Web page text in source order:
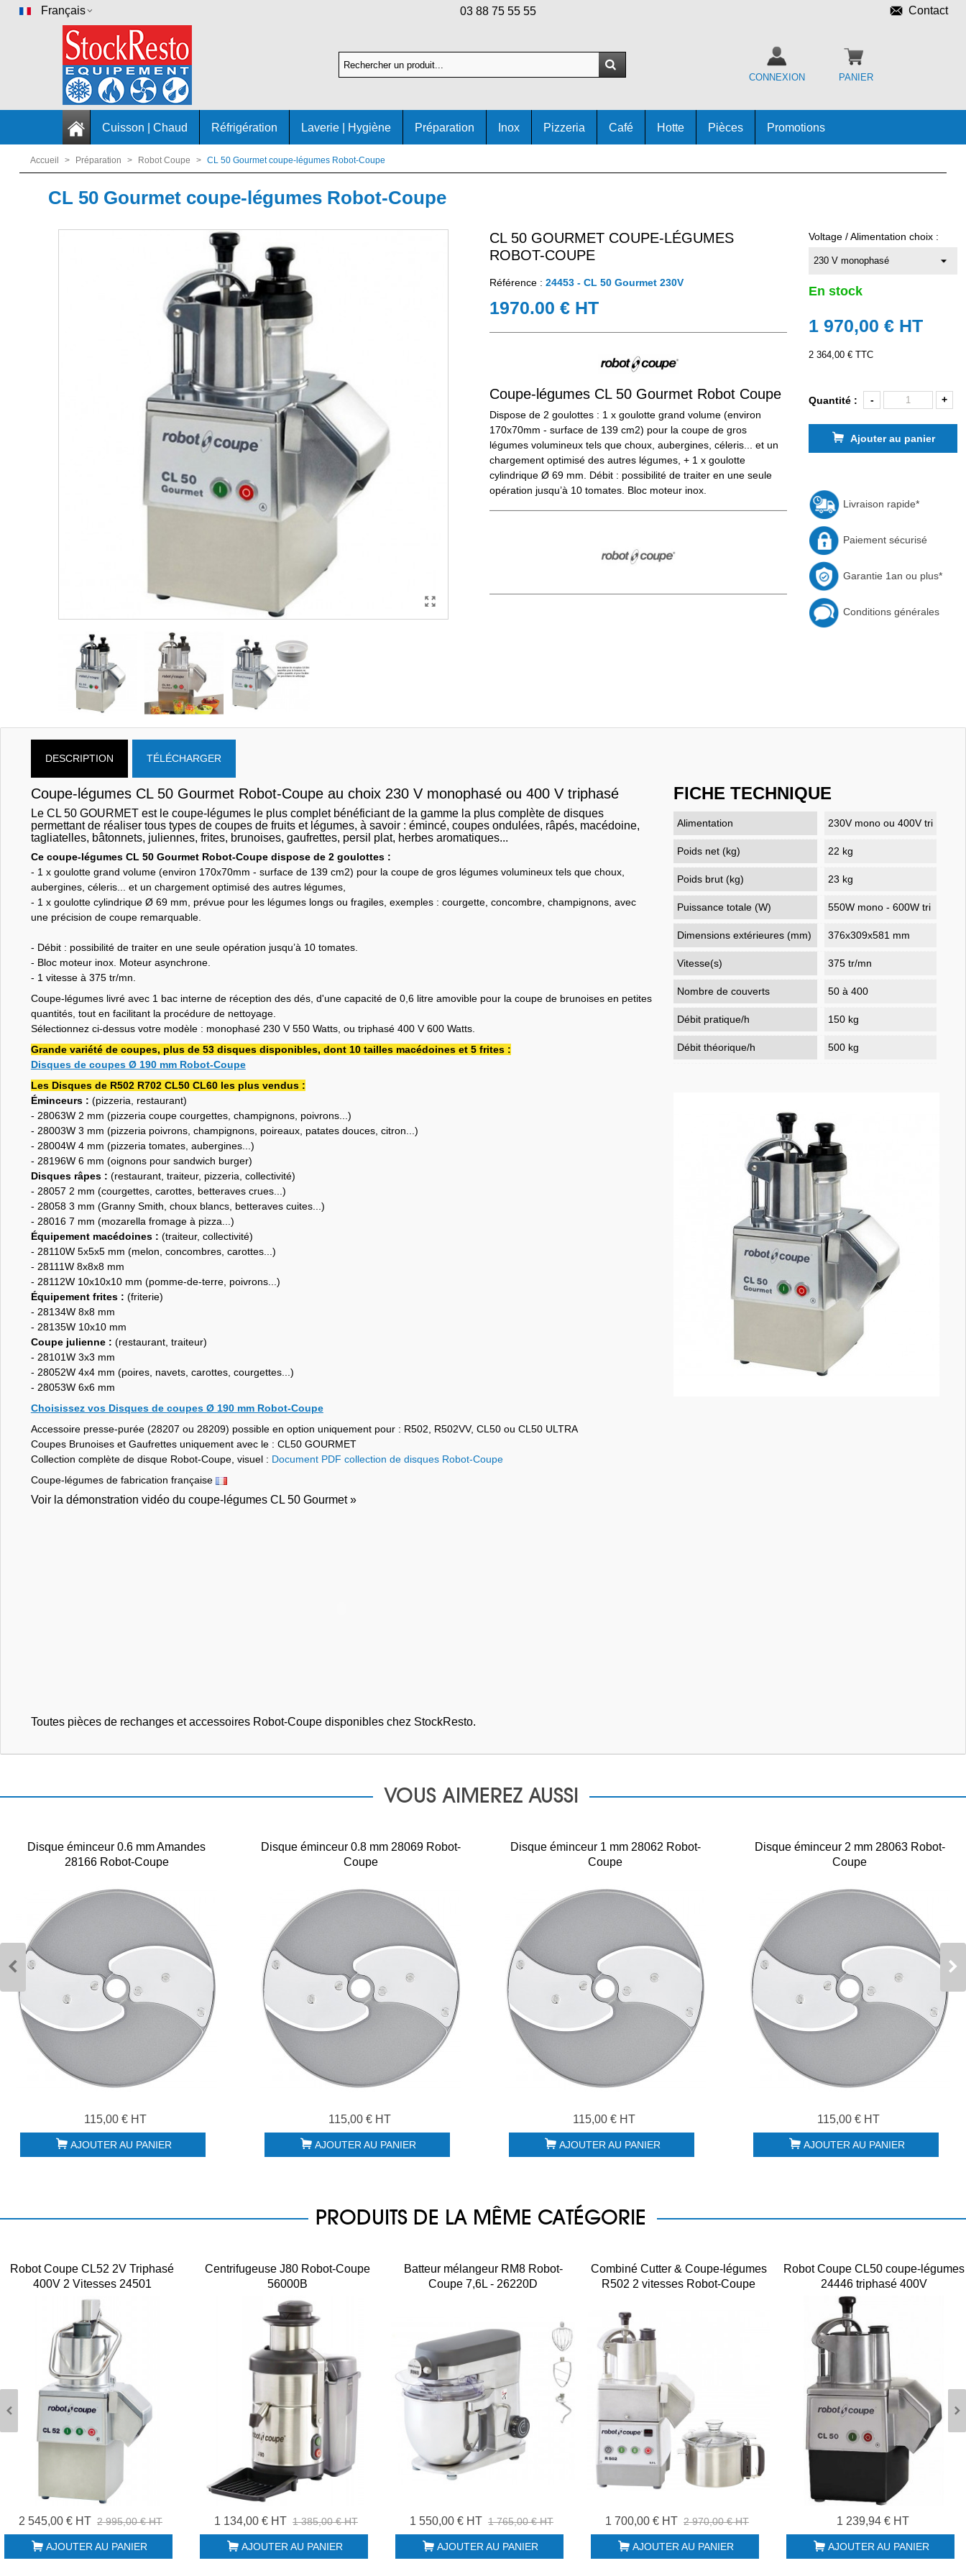
Français 03 88 75 55 55 Contact
CONNEXION PANIER
Cuisson | Chaud Réfrigération Laverie | Hygiène Préparation Inox Pizzeria Café Hotte Pièces Promotions
Accueil > Préparation > Robot Coupe > CL 50 Gourmet coupe-légumes Robot-Coupe
CL 50 Gourmet coupe-légumes Robot-Coupe
CL 50 GOURMET COUPE-LÉGUMES
ROBOT-COUPE
Référence : 24453 - CL 50 Gourmet 230V
1970.00 € HT
Coupe-légumes CL 50 Gourmet Robot Coupe
Dispose de 2 goulottes : 1 x goulotte grand volume (environ
170x70mm - surface de 139 cm2) pour la coupe de gros
légumes volumineux tels que choux, aubergines, céleris... et un
chargement optimisé des autres légumes, + 1 x goulotte
cylindrique Ø 69 mm. Débit : possibilité de traiter en une seule
opération jusqu’à 10 tomates. Bloc moteur inox.
Voltage / Alimentation choix :
En stock
1 970,00 € HT
2 364,00 € TTC
Quantité : - +
Ajouter au panier
Livraison rapide*
Paiement sécurisé
Garantie 1an ou plus*
Conditions générales
DESCRIPTION TÉLÉCHARGER
Coupe-légumes CL 50 Gourmet Robot-Coupe au choix 230 V monophasé ou 400 V triphasé
Le CL 50 GOURMET est le coupe-légumes le plus completbénéficiant de la gamme la plus complète de disques
permettant de réaliser tous types de coupes de fruits et légumes, à savoir : émincé, coupes ondulées, râpés, macédoine,
tagliatelles, bâtonnets, juliennes, frites, brunoises, gaufrettes, persil plat, herbes aromatiques...
Ce coupe-légumes CL 50 Gourmet Robot-Coupe dispose de 2 goulottes :
- 1 x goulotte grand volume (environ 170x70mm - surface de 139 cm2) pour la coupe de gros légumes volumineux tels que choux,
aubergines, céleris... et un chargement optimisé des autres légumes,
- 1 x goulotte cylindrique Ø 69 mm, prévue pour les légumes longs ou fragiles, exemples : courgette, concombre, champignons, avec
une précision de coupe remarquable.
- Débit : possibilité de traiter en une seule opération jusqu’à 10 tomates.
- Bloc moteur inox. Moteur asynchrone.
- 1 vitesse à 375 tr/mn.
Coupe-légumes livré avec 1 bac interne de réception des dés, d'une capacité de 0,6 litre amovible pour la coupe de brunoises en petites
quantités, tout en facilitant la procédure de nettoyage.
Sélectionnez ci-dessus votre modèle : monophasé 230 V 550 Watts, ou triphasé 400 V 600 Watts.
Grande variété de coupes, plus de 53 disques disponibles, dont 10 tailles macédoines et 5 frites :
Disques de coupes Ø 190 mm Robot-Coupe
Les Disques de R502 R702 CL50 CL60 les plus vendus :
Éminceurs : (pizzeria, restaurant)
- 28063W 2 mm (pizzeria coupe courgettes, champignons, poivrons...)
- 28003W 3 mm (pizzeria poivrons, champignons, poireaux, patates douces, citron...)
- 28004W 4 mm (pizzeria tomates, aubergines...)
- 28196W 6 mm (oignons pour sandwich burger)
Disques râpes : (restaurant, traiteur, pizzeria, collectivité)
- 28057 2 mm (courgettes, carottes, betteraves crues...)
- 28058 3 mm (Granny Smith, choux blancs, betteraves cuites...)
- 28016 7 mm (mozarella fromage à pizza...)
Équipement macédoines : (traiteur, collectivité)
- 28110W 5x5x5 mm (melon, concombres, carottes...)
- 28111W 8x8x8 mm
- 28112W 10x10x10 mm (pomme-de-terre, poivrons...)
Équipement frites : (friterie)
- 28134W 8x8 mm
- 28135W 10x10 mm
Coupe julienne : (restaurant, traiteur)
- 28101W 3x3 mm
- 28052W 4x4 mm (poires, navets, carottes, courgettes...)
- 28053W 6x6 mm
Choisissez vos Disques de coupes Ø 190 mm Robot-Coupe
Accessoire presse-purée (28207 ou 28209) possible en option uniquement pour : R502, R502VV, CL50 ou CL50 ULTRA
Coupes Brunoises et Gaufrettes uniquement avec le : CL50 GOURMET
Collection complète de disque Robot-Coupe, visuel : Document PDF collection de disques Robot-Coupe
Coupe-légumes de fabrication française
Voir la démonstration vidéo du coupe-légumes CL 50 Gourmet »
Toutes pièces de rechanges et accessoires Robot-Coupe disponibles chez StockResto.
FICHE TECHNIQUE
Alimentation 230V mono ou 400V tri
Poids net (kg) 22 kg
Poids brut (kg) 23 kg
Puissance totale (W) 550W mono - 600W tri
Dimensions extérieures (mm) 376x309x581 mm
Vitesse(s) 375 tr/mn
Nombre de couverts 50 à 400
Débit pratique/h 150 kg
Débit théorique/h 500 kg
VOUS AIMEREZ AUSSI
Disque éminceur 0.6 mm Amandes
28166 Robot-Coupe
115,00 € HT
AJOUTER AU PANIER
Disque éminceur 0.8 mm 28069 Robot-
Coupe
115,00 € HT
AJOUTER AU PANIER
Disque éminceur 1 mm 28062 Robot-
Coupe
115,00 € HT
AJOUTER AU PANIER
Disque éminceur 2 mm 28063 Robot-
Coupe
115,00 € HT
AJOUTER AU PANIER
PRODUITS DE LA MÊME CATÉGORIE
Robot Coupe CL52 2V Triphasé
400V 2 Vitesses 24501
2 545,00 € HT 2 995,00 € HT
AJOUTER AU PANIER
Centrifugeuse J80 Robot-Coupe
56000B
1 134,00 € HT 1 385,00 € HT
AJOUTER AU PANIER
Batteur mélangeur RM8 Robot-
Coupe 7,6L - 26220D
1 550,00 € HT 1 765,00 € HT
AJOUTER AU PANIER
Combiné Cutter & Coupe-légumes
R502 2 vitesses Robot-Coupe
1 700,00 € HT 2 970,00 € HT
AJOUTER AU PANIER
Robot Coupe CL50 coupe-légumes
24446 triphasé 400V
1 239,94 € HT
AJOUTER AU PANIER